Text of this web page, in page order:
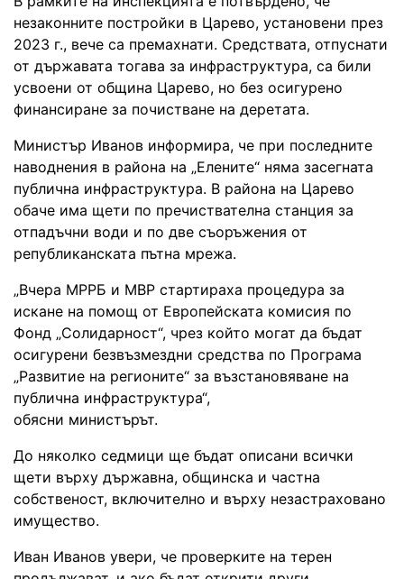
незаконните постройки в Царево, установени през
2023 г., вече са премахнати. Средствата, отпуснати
от държавата тогава за инфраструктура, са били
усвоени от община Царево, но без осигурено
финансиране за почистване на деретата.
Министър Иванов информира, че при последните
наводнения в района на „Елените“ няма засегната
публична инфраструктура. В района на Царево
обаче има щети по пречиствателна станция за
отпадъчни води и по две съоръжения от
републиканската пътна мрежа.
„Вчера МРРБ и МВР стартираха процедура за
искане на помощ от Европейската комисия по
Фонд „Солидарност“, чрез който могат да бъдат
осигурени безвъзмездни средства по Програма
„Развитие на регионите“ за възстановяване на
публична инфраструктура“,
обясни министърът.
До няколко седмици ще бъдат описани всички
щети върху държавна, общинска и частна
собственост, включително и върху незастраховано
имущество.
Иван Иванов увери, че проверките на терен